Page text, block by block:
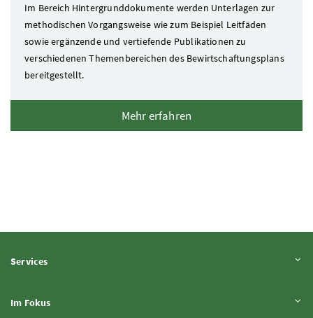
Im Bereich Hintergrunddokumente werden Unterlagen zur
methodischen Vorgangsweise wie zum Beispiel Leitfäden
sowie ergänzende und vertiefende Publikationen zu
verschiedenen Themenbereichen des Bewirtschaftungsplans
bereitgestellt.
Mehr erfahren
ServicesInhalt aufklappen
Im FokusInhalt aufklappen